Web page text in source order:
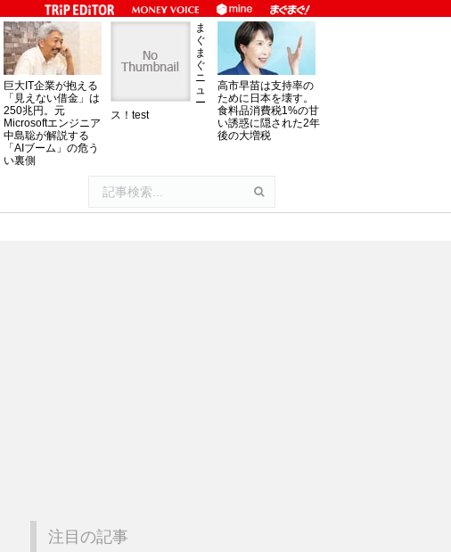
巨大IT企業が抱える
「見えない借金」は
250兆円。元
Microsoftエンジニア
中島聡が解説する
「AIブーム」の危う
い裏側
ま
ぐ
ま
ぐ
ニ
ュ
ー
ス！test
高市早苗は支持率の
ために日本を壊す。
食料品消費税1%の甘
い誘惑に隠された2年
後の大増税
注目の記事